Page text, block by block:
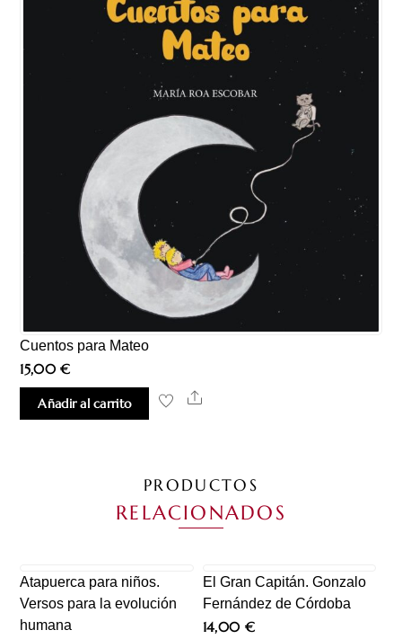
Cuentos para Mateo
15,00€
Añadir al carrito Share
PRODUCTOS
RELACIONADOS
Atapuerca para niños.
Versos para la evolución
humana
El Gran Capitán. Gonzalo
Fernández de Córdoba
14,00 €